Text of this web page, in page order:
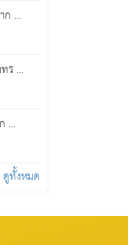
...
ร ...
...
ดูทั้งหมด